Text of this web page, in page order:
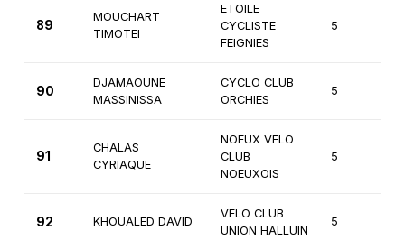
89
MOUCHART
TIMOTEI
ETOILE
CYCLISTE
FEIGNIES
5
90
DJAMAOUNE
MASSINISSA
CYCLO CLUB
ORCHIES
5
91
CHALAS
CYRIAQUE
NOEUX VELO
CLUB
NOEUXOIS
5
92 KHOUALED DAVID
VELO CLUB
UNION HALLUIN
5